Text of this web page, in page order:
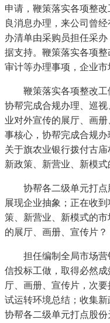
申请，鞭策落实各项整
良消息办理，来公司曾
办清单由采购员担任采
据支持。鞭策落实各项整
审计等办理事项，企业市
鞭策落实各项整改工
协帮完成合规办理、巡
业对外宣传的展厅、画
事核心，协帮完成合规
关于旗农业银行拨付古
新政策、新营业、新模式
协帮各二级单元打点
展现企业抽象；正在收
策、新营业、新模式的
的展厅、画册、宣传片？
担任编制全局市场营
信投标工做，取得必然
厅、画册、宣传片，次要
试运转环境总结；收集新
协帮各二级单元打点股